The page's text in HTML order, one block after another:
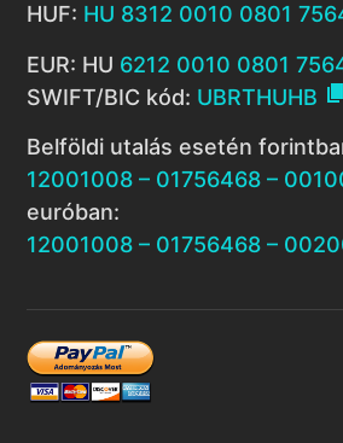
HUF: HU 8312 0010 0801
EUR: HU 6212 0010 0801
SWIFT/BIC kód: UBRTHUHB 
Belföldi utalás esetén
12001008 – 01756468 –
euróban:
12001008 – 01756468 –